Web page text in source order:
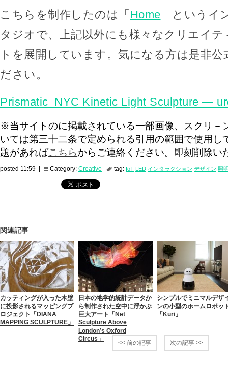
こちらを制作したのは「 Home 」というイ
タジオで、上記以外にも様々なクリエイ
トを展開しています。気になる方は是非
ださい。
Prismatic_NYC Kinetic Light Sculpture —
※当サイトのに掲載されている一部画像、スクリ－
いては第三十二条で定められる引用の範囲で使用し
題があればこちらからご連絡ください。即刻削除い
posted 11:59 | Category: Creative tag: IoT LED インタラクション デザイン 照
関連記事
カッティングが入った木壁
に投影されるマッピングプ
ロジェクト「DIANA
MAPPING SCULPTURE」
日本の地学的統計データか
ら制作された空中に浮かぶ
巨大アート「Net
Sculpture Above
London’s Oxford
Circus」
シンプルでミニマルデザ
ンの小型のホームロボッ
「Kuri」
<< 前の記事 次の記事 >>